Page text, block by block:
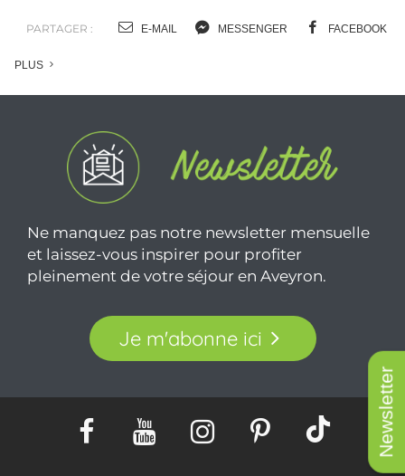
Newsletter
PARTAGER : E-MAIL MESSENGER FACEBOOK
PLUS
Ne manquez pas notre newsletter mensuelle
et laissez-vous inspirer pour profiter
pleinement de votre séjour en Aveyron.
Je m'abonne ici